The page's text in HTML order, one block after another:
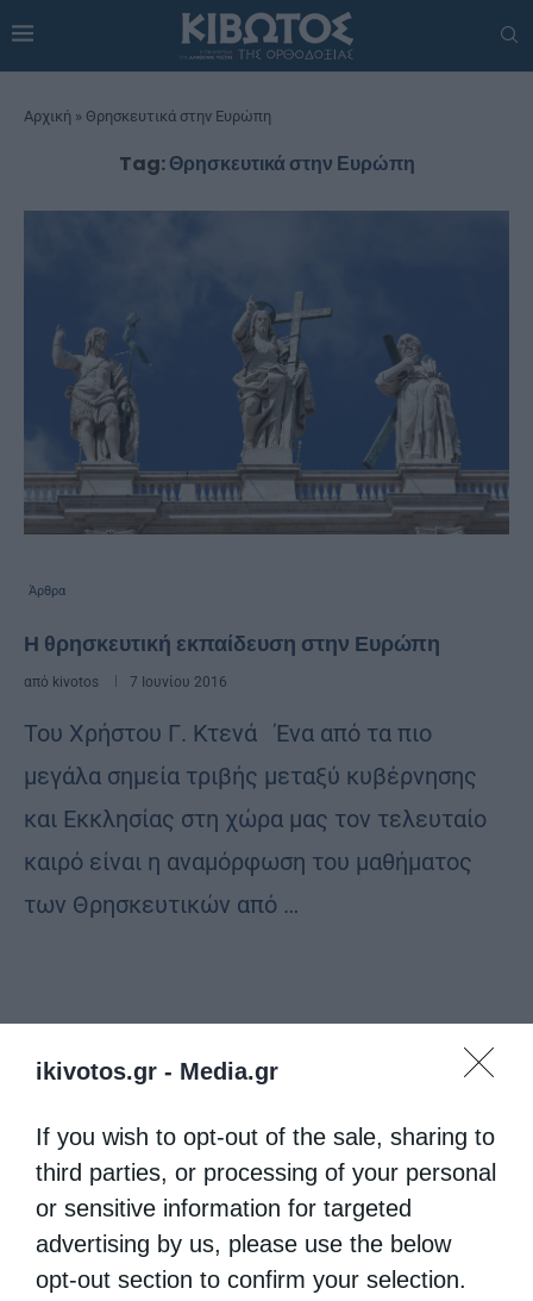
ikivotos.gr - Media.gr
If you wish to opt-out of the sale, sharing to
third parties, or processing of your personal
or sensitive information for targeted
advertising by us, please use the below
opt-out section to confirm your selection.
Αρχική » Θρησκευτικά στην Ευρώπη
Tag:Θρησκευτικά στην Ευρώπη
Άρθρα
Η θρησκευτική εκπαίδευση στην Ευρώπη
από kivotos 7 Ιουνίου 2016
Του Χρήστου Γ. Κτενά Ένα από τα πιο
μεγάλα σημεία τριβής μεταξύ κυβέρνησης
και Εκκλησίας στη χώρα μας τον τελευταίο
καιρό είναι η αναμόρφωση του μαθήματος
των Θρησκευτικών από …